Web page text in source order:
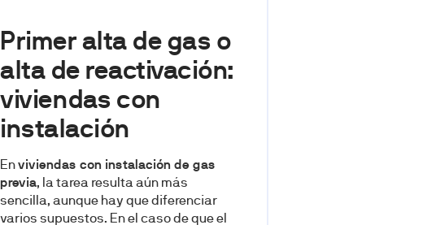
Primer alta de gas o
alta de reactivación:
viviendas con
instalación
Enviviendas con instalación de gas
previa, la tarea resulta aún más
sencilla, aunque hay que diferenciar
varios supuestos. En el caso de que el